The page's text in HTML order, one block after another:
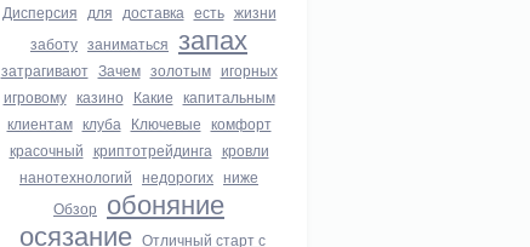
Дисперсия для доставка есть жизни
заботу заниматься запах
затрагивают Зачем золотым игорных
игровому казино Какие капитальным
клиентам клуба Ключевые комфорт
красочный криптотрейдинга кровли
нанотехнологий недорогих ниже
Обзор обоняние
осязание Отличный старт с